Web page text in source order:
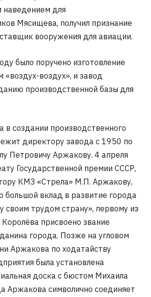
наведением для
Мясищева, получил признание
вооружения для авиации.
было поручено изготовление
«воздух-воздух», и завод
производственной базы для
в создании производственного
директору завода с 1950 по
Петровичу Аржакову. 4 апреля
Государственной премии СССР,
КМЗ «Стрела» М.П. Аржакову,
большой вклад в развитие города
своим трудом страну», первому из
присвоено звание
города. Позже на угловом
Аржакова по ходатайству
была установлена
доска с бюстом Михаила
Аржакова символично соединяет